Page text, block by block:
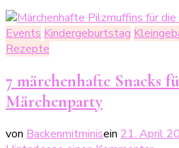
Events Kindergeburtstag
Rezepte
7 märchenhafte Snacks
Märchenparty
von Backenmitminisein 21. April